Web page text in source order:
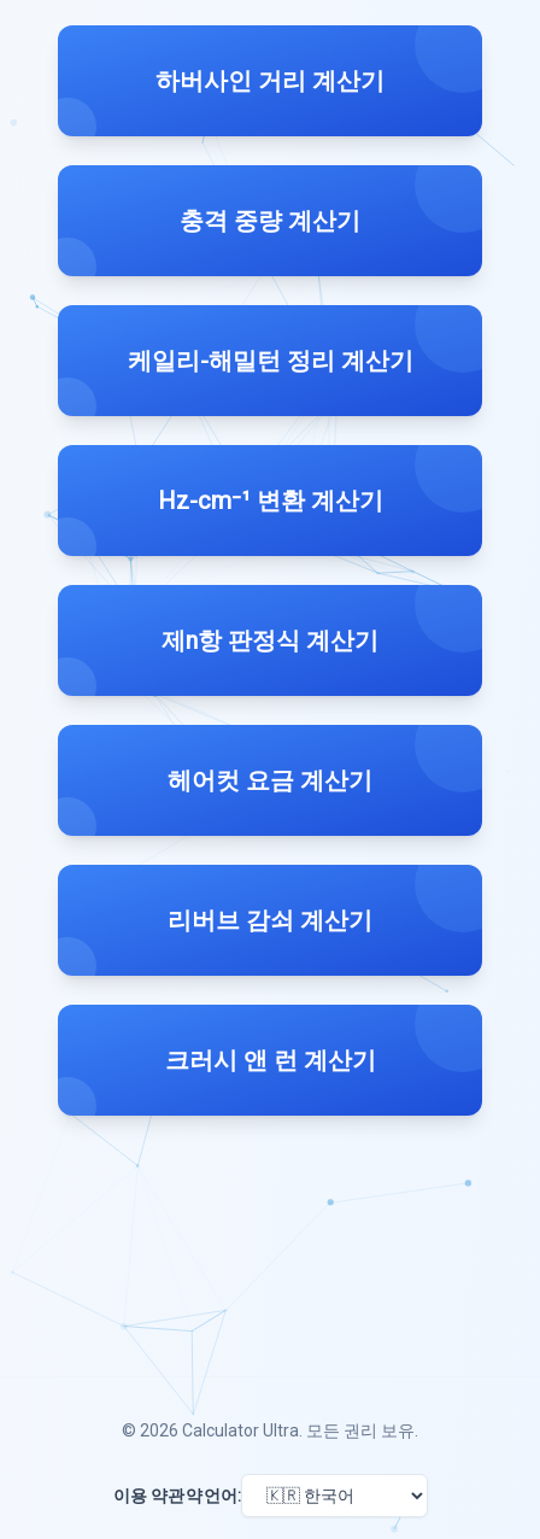
하버사인 거리 계산기
충격 중량 계산기
케일리-해밀턴 정리 계산기
Hz-cm⁻¹ 변환 계산기
제n항 판정식 계산기
헤어컷 요금 계산기
리버브 감쇠 계산기
크러시 앤 런 계산기
© 2026 Calculator Ultra . 모든 권리 보유.
이용 약관약언어: